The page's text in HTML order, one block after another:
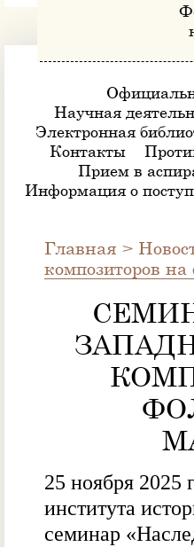
Научная
Электронная
Контакты
Прием в
Информация о
Главная >
композиторов
25 ноября 2025
института
семинар